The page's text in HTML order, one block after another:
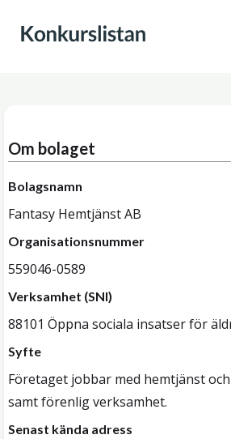
Om bolaget
Bolagsnamn
Fantasy Hemtjänst AB
Organisationsnummer
559046-0589
Verksamhet (SNI)
88101 Öppna sociala insatser för
Syfte
Företaget jobbar med hemtjänst
samt förenlig verksamhet.
Senast kända adress